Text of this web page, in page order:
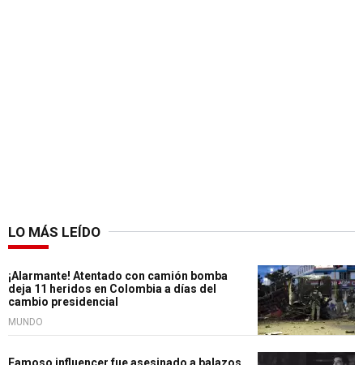
LO MÁS LEÍDO
¡Alarmante! Atentado con camión bomba
deja 11 heridos en Colombia a días del
cambio presidencial
MUNDO
Famoso influencer fue asesinado a balazos